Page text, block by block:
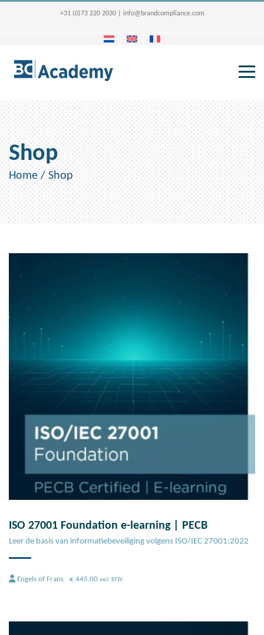
+31 (0)73 220 2030 info@brandcompliance.com
Shop
Home/Shop
ISO 27001 Foundation e-learning | PECB
Leer de basis van informatiebeveiliging volgens ISO/IEC 27001:2022
Engels of Frans € 445,00 excl. BTW